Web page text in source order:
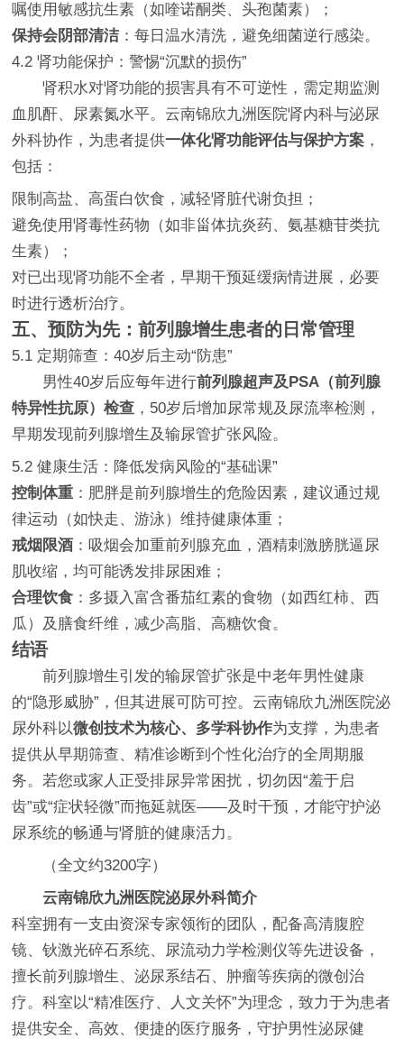
嘱使用敏感抗生素（如喹诺酮类、头孢菌素）；
保持会阴部清洁 ：每日温水清洗，避免细菌逆行感染。
4.2 肾功能保护：警惕“沉默的损伤”
肾积水对肾功能的损害具有不可逆性，需定期监测
血肌酐、尿素氮水平。云南锦欣九洲医院肾内科与泌尿
外科协作，为患者提供一体化肾功能评估与保护方案 ，
包括：
限制高盐、高蛋白饮食，减轻肾脏代谢负担；
避免使用肾毒性药物（如非甾体抗炎药、氨基糖苷类抗
生素）；
对已出现肾功能不全者，早期干预延缓病情进展，必要
时进行透析治疗。
五、预防为先：前列腺增生患者的日常管理
5.1 定期筛查：40岁后主动“防患”
男性40岁后应每年进行前列腺超声及PSA（前列腺
特异性抗原）检查 ，50岁后增加尿常规及尿流率检测，
早期发现前列腺增生及输尿管扩张风险。
5.2 健康生活：降低发病风险的“基础课”
控制体重 ：肥胖是前列腺增生的危险因素，建议通过规
律运动（如快走、游泳）维持健康体重；
戒烟限酒 ：吸烟会加重前列腺充血，酒精刺激膀胱逼尿
肌收缩，均可能诱发排尿困难；
合理饮食 ：多摄入富含番茄红素的食物（如西红柿、西
瓜）及膳食纤维，减少高脂、高糖饮食。
结语
前列腺增生引发的输尿管扩张是中老年男性健康
的“隐形威胁”，但其进展可防可控。云南锦欣九洲医院泌
尿外科以微创技术为核心、多学科协作为支撑，为患者
提供从早期筛查、精准诊断到个性化治疗的全周期服
务。若您或家人正受排尿异常困扰，切勿因“羞于启
齿”或“症状轻微”而拖延就医——及时干预，才能守护泌
尿系统的畅通与肾脏的健康活力。
（全文约3200字）
云南锦欣九洲医院泌尿外科简介
科室拥有一支由资深专家领衔的团队，配备高清腹腔
镜、钬激光碎石系统、尿流动力学检测仪等先进设备，
擅长前列腺增生、泌尿系结石、肿瘤等疾病的微创治
疗。科室以“精准医疗、人文关怀”为理念，致力于为患者
提供安全、高效、便捷的医疗服务，守护男性泌尿健